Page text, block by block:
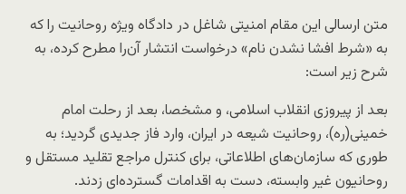
متن ارسالی این مقام امنیتی شاغل در دادگاه ویژه روحانیت را که
به «شرط افشا نشدن نام» درخواست انتشار آن‌را مطرح کرده، به
شرح زیر است:
بعد از پیروزی انقلاب اسلامی، و مشخصا، بعد از رحلت امام
خمینی(ره)، روحانیت شیعه در ایران، وارد فاز جدیدی گردید؛ به
طوری که سازمان‌های اطلاعاتی، برای کنترل مراجع تقلید مستقل و
روحانیون غیر وابسته، دست به اقدامات گسترده‌ای زدند.